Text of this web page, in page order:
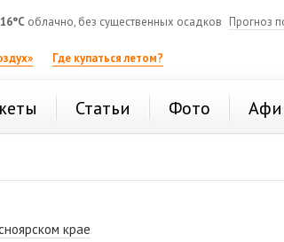
облачно, без существенных осадков Прогноз
Где купаться летом?
Статьи Фото
крае